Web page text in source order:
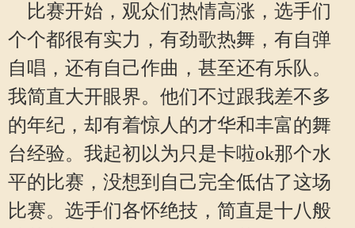
比赛开始，观众们热情高涨，选手们
个个都很有实力，有劲歌热舞，有自弹
自唱，还有自己作曲，甚至还有乐队。
我简直大开眼界。他们不过跟我差不多
的年纪，却有着惊人的才华和丰富的舞
台经验。我起初以为只是卡啦ok那个水
平的比赛，没想到自己完全低估了这场
比赛。选手们各怀绝技，简直是十八般